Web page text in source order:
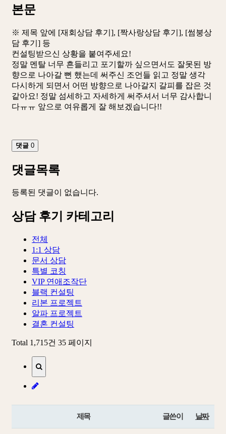
본문
※ 제목 앞에 [재회상담 후기], [짝사랑상담 후기], [썸붕상
담 후기] 등
컨설팅받으신 상황을 붙여주세요!
정말 멘탈 너무 흔들리고 포기할까 싶으면서도 잘못된 방
향으로 나아갈 뻔 했는데 써주신 조언들 읽고 정말 생각
다시하게 되면서 어떤 방향으로 나아갈지 갈피를 잡은 것
같아요! 정말 섬세하고 자세하게 써주셔서 너무 감사합니
다ㅠㅠ 앞으로 여유롭게 잘 해보겠습니다!!
댓글 0
댓글목록
등록된 댓글이 없습니다.
상담 후기 카테고리
전체
1:1 상담
문서 상담
특별 코칭
VIP 연애조작단
블랙 컨설팅
리본 프로젝트
알파 프로젝트
결혼 컨설팅
Total 1,715건 35 페이지
제목 글쓴이 날짜